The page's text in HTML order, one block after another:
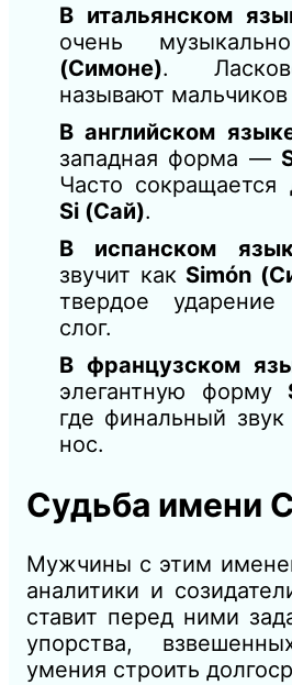
В итальянском
очень
(Симоне).
называют мальчиков
В английском
западная форма —
Часто сокращается
Si (Сай).
В испанском
звучит как Simón
твердое
слог.
В французском
элегантную форму
где финальный звук
нос.
Судьба имени
Мужчины с этим
аналитики и
ставит перед ними
упорства,
умения строить